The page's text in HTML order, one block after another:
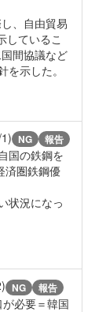
、自由貿易
しているこ
間協議など
示した。
NG 報告
国の鉄鋼を
済圏鉄鋼優
状況になっ
NG 報告
必要＝韓国